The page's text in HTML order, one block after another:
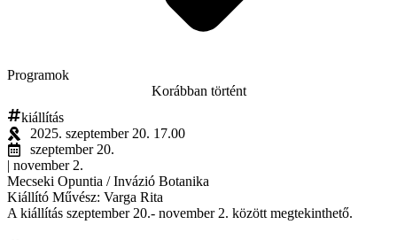
Programok
Korábban történt
kiállítás
2025. szeptember 20. 17.00
szeptember 20.
| november 2.
Mecseki Opuntia / Invázió Botanika
Kiállító Művész: Varga Rita
A kiállítás szeptember 20.- november 2. között megtekinthető.